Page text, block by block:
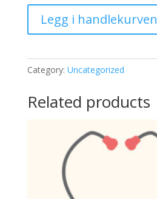
quantity
Legg i handlekurven
Category: Uncategorized
Related products